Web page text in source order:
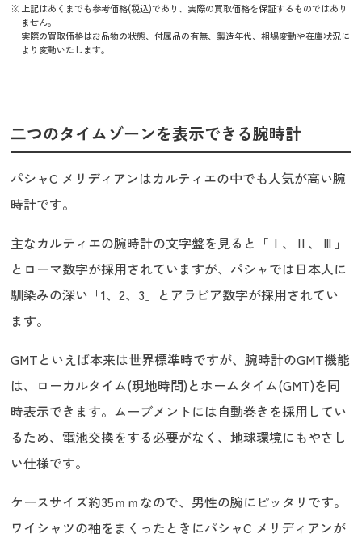
上記はあくまでも参考価格(税込)であり、実際の買取価格を保証するものではあり
ません。
実際の買取価格はお品物の状態、付属品の有無、製造年代、相場変動や在庫状況に
より変動いたします。
二つのタイムゾーンを表示できる腕時計
パシャC メリディアンはカルティエの中でも人気が高い腕
時計です。
主なカルティエの腕時計の文字盤を見ると「Ⅰ、Ⅱ、Ⅲ」
とローマ数字が採用されていますが、パシャでは日本人に
馴染みの深い「1、2、3」とアラビア数字が採用されてい
ます。
GMTといえば本来は世界標準時ですが、腕時計のGMT機能
は、ローカルタイム(現地時間)とホームタイム(GMT)を同
時表示できます。ムーブメントには自動巻きを採用してい
るため、電池交換をする必要がなく、地球環境にもやさし
い仕様です。
ケースサイズ約35ｍｍなので、男性の腕にピッタリです。
ワイシャツの袖をまくったときにパシャC メリディアンが